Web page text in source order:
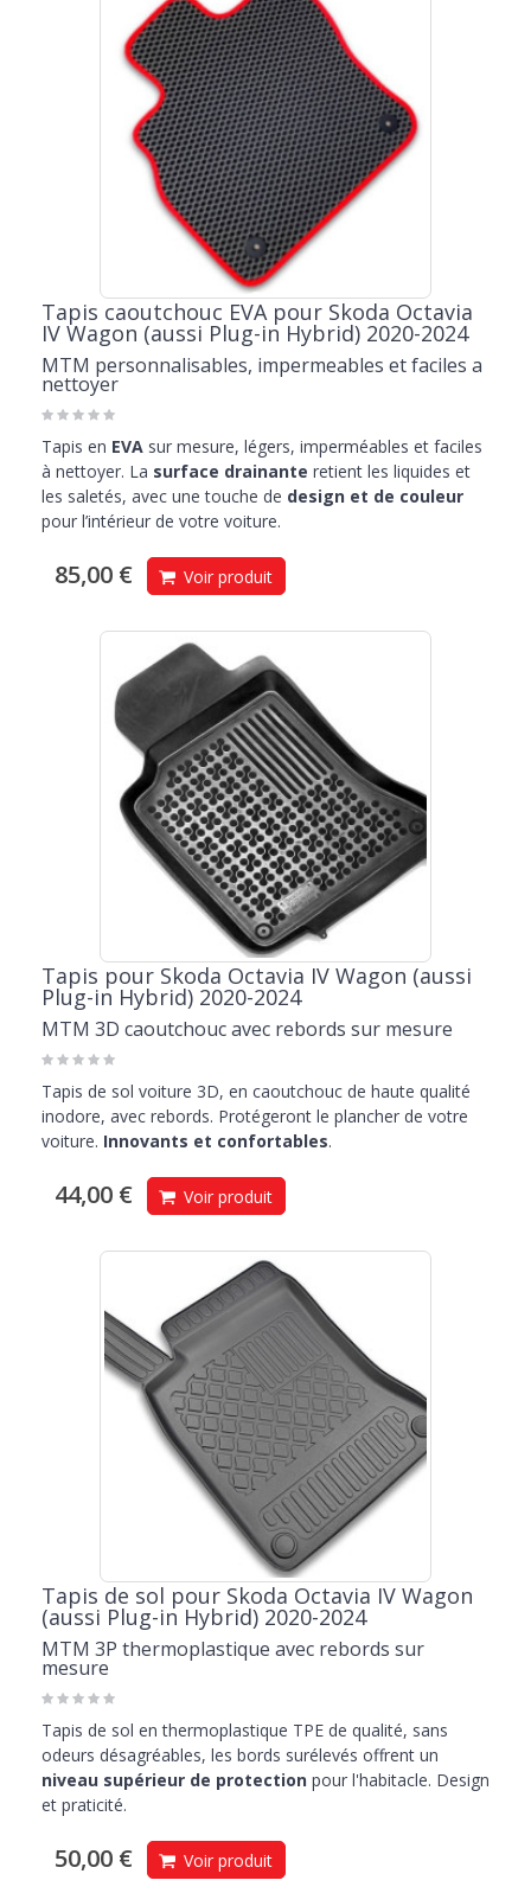
Tapis caoutchouc EVA pour Skoda Octavia
IV Wagon (aussi Plug-in Hybrid) 2020-2024
MTM personnalisables, impermeables et faciles a
nettoyer
Tapis en EVA sur mesure, légers, imperméables et faciles
à nettoyer. La surface drainante retient les liquides et
les saletés, avec une touche de design et de couleur
pour l’intérieur de votre voiture.
85,00 € Voir produit
Tapis pour Skoda Octavia IV Wagon (aussi
Plug-in Hybrid) 2020-2024
MTM 3D caoutchouc avec rebords sur mesure
Tapis de sol voiture 3D, en caoutchouc de haute qualité
inodore, avec rebords. Protégeront le plancher de votre
voiture. Innovants et confortables.
44,00 € Voir produit
Tapis de sol pour Skoda Octavia IV Wagon
(aussi Plug-in Hybrid) 2020-2024
MTM 3P thermoplastique avec rebords sur
mesure
Tapis de sol en thermoplastique TPE de qualité, sans
odeurs désagréables, les bords surélevés offrent un
niveau supérieur de protection pour l'habitacle. Design
et praticité.
50,00 € Voir produit